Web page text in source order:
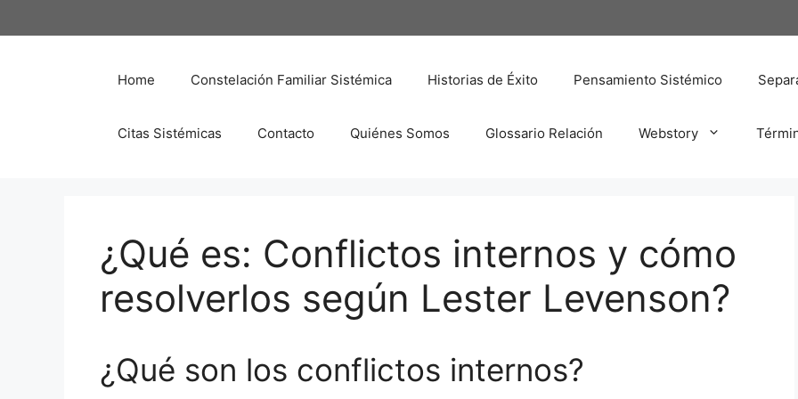
al
Home Constelación Familiar Sistémica Historias de Éxito Pensamiento Sistémico
Citas Sistémicas Contacto Quiénes Somos Glossario Relación Webstory
¿Qué es: Conflictos internos y cómo
resolverlos según Lester Levenson?
¿Qué son los conflictos internos?